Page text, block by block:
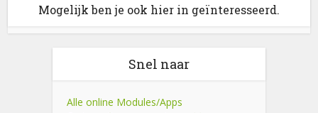
Mogelijk ben je ook hier in geïnteresseerd.
Snel naar
Alle online Modules/Apps